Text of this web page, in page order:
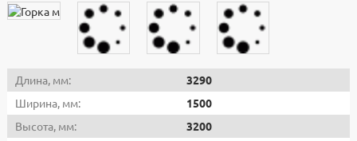
Длина, мм:
3290
Ширина, мм:
1500
Высота, мм:
3200